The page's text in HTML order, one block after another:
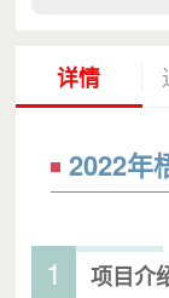
详情
2022年
1 项目介